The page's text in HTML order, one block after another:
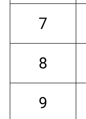
7
8
9